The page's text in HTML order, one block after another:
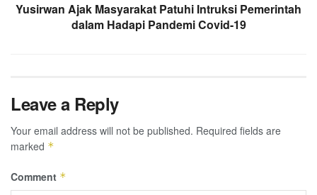
Yusirwan Ajak Masyarakat Patuhi Intruksi Pemerintah
dalam Hadapi Pandemi Covid-19
Leave a Reply
Your email address will not be published. Required fields are
marked *
Comment *